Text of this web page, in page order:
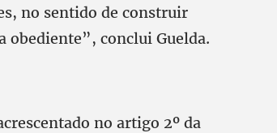
no sentido de construir
obediente”, conclui Guelda.
no artigo 2º da